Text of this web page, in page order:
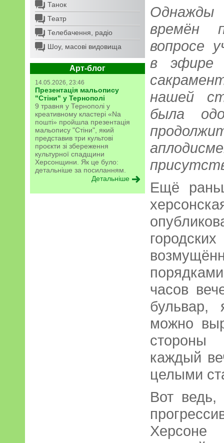
Танок
Театр
Телебачення, радіо
Шоу, масові видовища
Арт-блог
14.05.2026, 23:46
Презентація мальопису
"Стіни" у Тернополі
9 травня у Тернополі у
креативному кластері «Na
пошті» пройшла презентація
мальопису "Стіни", який
представив три культові
проєкти зі збереження
культурної спадщини
Херсонщини. Як це було:
детальніше за посиланням.
Детальніше
времён
вопросе
в эфире
нашей
была
Ещё
часов
бульвар,
можно
стороны
каждый
целыми
Вот